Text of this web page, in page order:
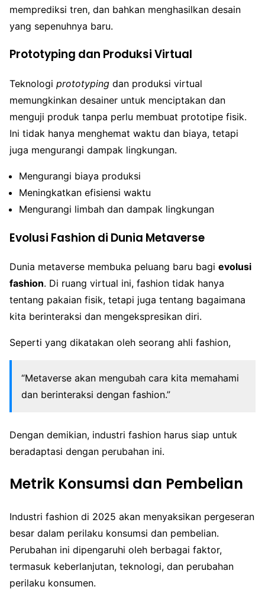
memprediksi tren, dan bahkan menghasilkan desain
yang sepenuhnya baru.
Prototyping dan Produksi Virtual
Teknologi prototyping dan produksi virtual
memungkinkan desainer untuk menciptakan dan
menguji produk tanpa perlu membuat prototipe fisik.
Ini tidak hanya menghemat waktu dan biaya, tetapi
juga mengurangi dampak lingkungan.
Mengurangi biaya produksi
Meningkatkan efisiensi waktu
Mengurangi limbah dan dampak lingkungan
Evolusi Fashion di Dunia Metaverse
Dunia metaverse membuka peluang baru bagi evolusi
fashion. Di ruang virtual ini, fashion tidak hanya
tentang pakaian fisik, tetapi juga tentang bagaimana
kita berinteraksi dan mengekspresikan diri.
Seperti yang dikatakan oleh seorang ahli fashion,
“Metaverse akan mengubah cara kita memahami
dan berinteraksi dengan fashion.”
Dengan demikian, industri fashion harus siap untuk
beradaptasi dengan perubahan ini.
Metrik Konsumsi dan Pembelian
Industri fashion di 2025 akan menyaksikan pergeseran
besar dalam perilaku konsumsi dan pembelian.
Perubahan ini dipengaruhi oleh berbagai faktor,
termasuk keberlanjutan, teknologi, dan perubahan
perilaku konsumen.